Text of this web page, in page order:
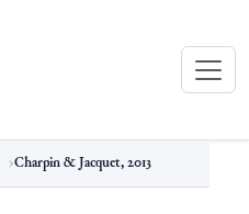
(eBL)
Charpin & Jacquet, 2013